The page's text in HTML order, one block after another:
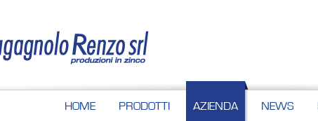
HOME PRODOTTI AZIENDA NEWS